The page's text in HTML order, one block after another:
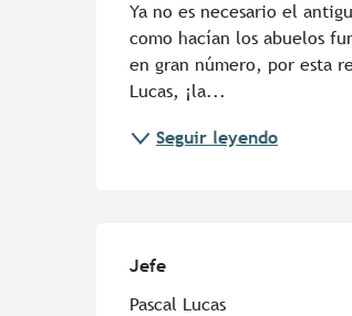
Ya no es necesario el
como hacían los abuelos
en gran número, por esta
Lucas, ¡la...
Seguir leyendo
Jefe
Jefe
Pascal Lucas